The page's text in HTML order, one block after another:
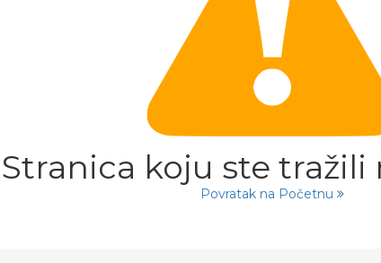
Stranica koju ste tražili
Povratak na Početnu